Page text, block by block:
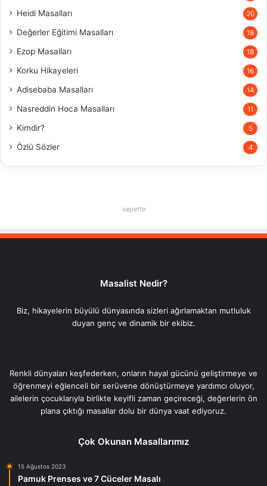
Heidi Masalları 20
Değerler Eğitimi Masalları 19
Ezop Masalları 18
Korku Hikayeleri 16
Adisebaba Masalları 14
Nasreddin Hoca Masalları 11
Kimdir? 5
Özlü Sözler 4
sepette
Masalist Nedir?
Biz, hikayelerin büyülü dünyasında sizleri ağırlamaktan mutluluk
duyan genç ve dinamik bir ekibiz.
Renkli dünyaları keşfederken, onların hayal gücünü geliştirmeye ve
öğrenmeyi eğlenceli bir serüvene dönüştürmeye yardımcı oluyor,
ailelerin çocuklarıyla birlikte keyifli zaman geçireceği, değerlerin ön
plana çıktığı masallar dolu bir dünya vaat ediyoruz.
Çok Okunan Masallarımız
15 Ağustos 2023
Pamuk Prenses ve 7 Cüceler Masalı